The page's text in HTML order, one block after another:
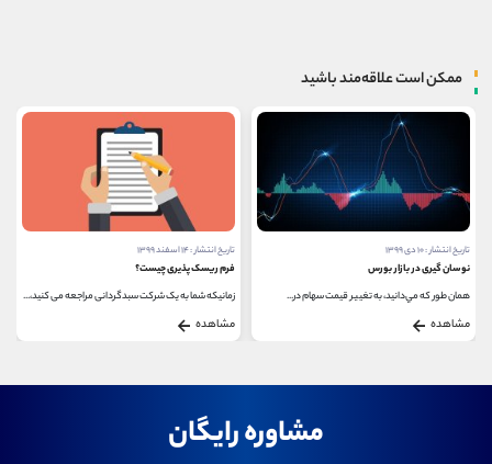
ممکن است علاقه‌مند باشید
تاریخ انتشار : ۱۰ دی ۱۳۹۹
نوسان گیری در بازار بورس
همان طور كه مي‌دانيد، به تغيير قيمت سهام در...
مشاهده
تاریخ انتشار : ۱۴ اسفند ۱۳۹۹
فرم ریسک پذیری چیست؟
زمانیکه شما به یک شرکت سبدگردانی مراجعه می کنید،...
مشاهده
مشاوره رایگان